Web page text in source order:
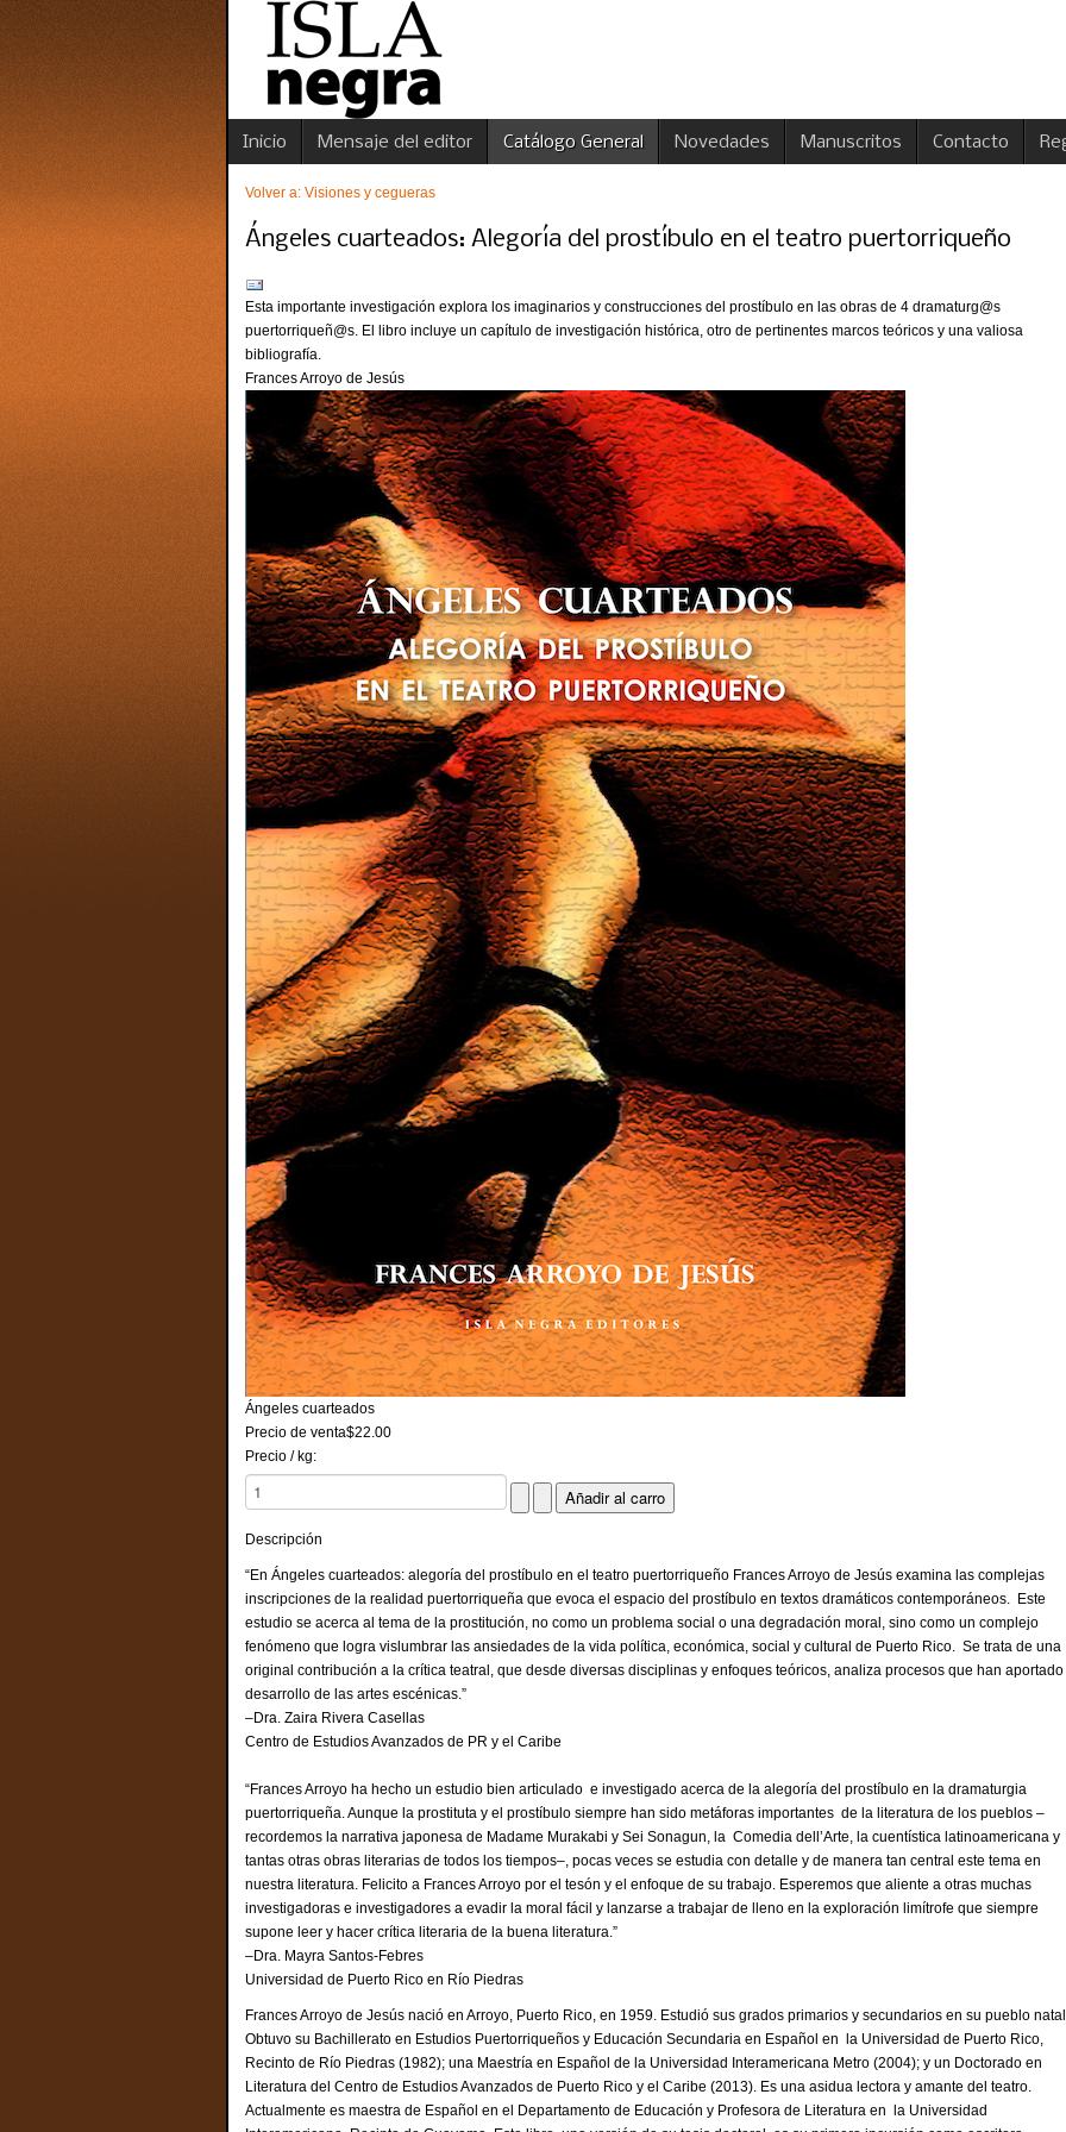
Inicio Mensaje del editor Catálogo General Novedades Manuscritos Contacto
Volver a: Visiones y cegueras
Ángeles cuarteados: Alegoría del prostíbulo en el teatro puertorriqueño
Esta importante investigación explora los imaginarios y construcciones del prostíbulo en las obras de 4 dramaturg@s
puertorriqueñ@s. El libro incluye un capítulo de investigación histórica, otro de pertinentes marcos teóricos y una valiosa
bibliografía.
Frances Arroyo de Jesús
Ángeles cuarteados
Precio de venta$22.00
Precio / kg:
Descripción
“En Ángeles cuarteados: alegoría del prostíbulo en el teatro puertorriqueño Frances Arroyo de Jesús examina las complejas
inscripciones de la realidad puertorriqueña que evoca el espacio del prostíbulo en textos dramáticos contemporáneos. Este
estudio se acerca al tema de la prostitución, no como un problema social o una degradación moral, sino como un complejo
fenómeno que logra vislumbrar las ansiedades de la vida política, económica, social y cultural de Puerto Rico. Se trata de una
original contribución a la crítica teatral, que desde diversas disciplinas y enfoques teóricos, analiza procesos que han
desarrollo de las artes escénicas.”
–Dra. Zaira Rivera Casellas
Centro de Estudios Avanzados de PR y el Caribe
“Frances Arroyo ha hecho un estudio bien articulado e investigado acerca de la alegoría del prostíbulo en la dramaturgia
puertorriqueña. Aunque la prostituta y el prostíbulo siempre han sido metáforas importantes de la literatura de los pueblos –
recordemos la narrativa japonesa de Madame Murakabi y Sei Sonagun, la Comedia dell’Arte, la cuentística latinoamericana y
tantas otras obras literarias de todos los tiempos–, pocas veces se estudia con detalle y de manera tan central este tema en
nuestra literatura. Felicito a Frances Arroyo por el tesón y el enfoque de su trabajo. Esperemos que aliente a otras muchas
investigadoras e investigadores a evadir la moral fácil y lanzarse a trabajar de lleno en la exploración limítrofe que siempre
supone leer y hacer crítica literaria de la buena literatura.”
–Dra. Mayra Santos-Febres
Universidad de Puerto Rico en Río Piedras
Frances Arroyo de Jesús nació en Arroyo, Puerto Rico, en 1959. Estudió sus grados primarios y secundarios en su pueblo
Obtuvo su Bachillerato en Estudios Puertorriqueños y Educación Secundaria en Español en la Universidad de Puerto Rico,
Recinto de Río Piedras (1982); una Maestría en Español de la Universidad Interamericana Metro (2004); y un Doctorado en
Literatura del Centro de Estudios Avanzados de Puerto Rico y el Caribe (2013). Es una asidua lectora y amante del teatro.
Actualmente es maestra de Español en el Departamento de Educación y Profesora de Literatura en la Universidad